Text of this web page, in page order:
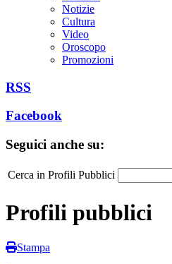
Notizie
Cultura
Video
Oroscopo
Promozioni
RSS
Facebook
Seguici anche su:
Cerca in Profili Pubblici
Profili pubblici
Stampa